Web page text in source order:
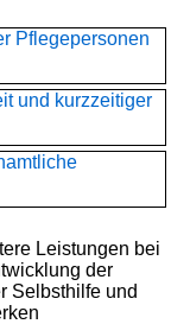
Pflegepersonen
und kurzzeitiger
Leistungen bei
der
Selbsthilfe und